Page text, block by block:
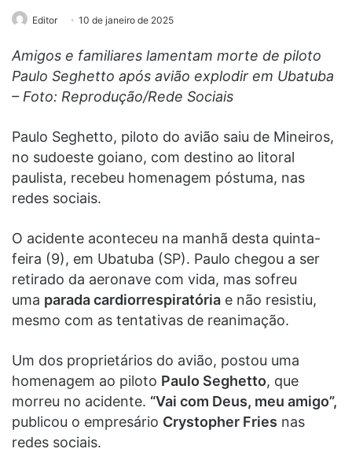
Editor 10 de janeiro de 2025
Amigos e familiares lamentam morte de piloto
Paulo Seghetto após avião explodir em Ubatuba
– Foto: Reprodução/Rede Sociais
Paulo Seghetto, piloto do avião saiu de Mineiros,
no sudoeste goiano, com destino ao litoral
paulista, recebeu homenagem póstuma, nas
redes sociais.
O acidente aconteceu na manhã desta quinta-
feira (9), em Ubatuba (SP). Paulo chegou a ser
retirado da aeronave com vida, mas sofreu
uma parada cardiorrespiratória e não resistiu,
mesmo com as tentativas de reanimação.
Um dos proprietários do avião, postou uma
homenagem ao piloto Paulo Seghetto, que
morreu no acidente. “Vai com Deus, meu amigo”,
publicou o empresário Crystopher Fries nas
redes sociais.